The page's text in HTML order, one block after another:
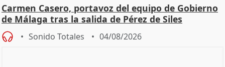
Carmen Casero, portavoz del equipo de Gobierno
de Málaga tras la salida de Pérez de Siles
Sonido Totales 04/08/2026